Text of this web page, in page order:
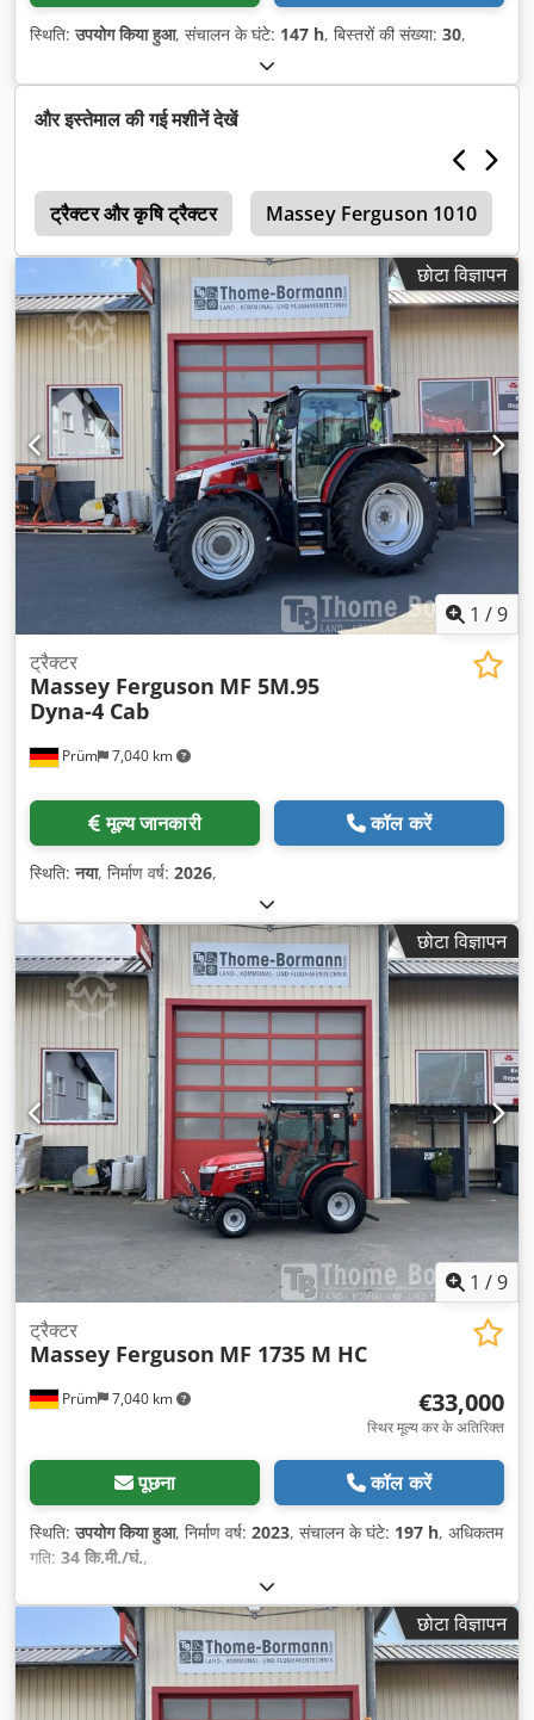
स्थिति:उपयोग किया हुआ, संचालन के घंटे: 147 h, बिस्तरों की संख्या: 30,
और इस्तेमाल की गई मशीनें देखें
ट्रैक्टर और कृषि ट्रैक्टर Massey Ferguson 1010
छोटा विज्ञापन
1 /9
Prüm 7,040 km
ट्रैक्टर
Massey Ferguson MF 5M.95
Dyna-4 Cab
मूल्य जानकारी कॉल करें
स्थिति:नया, निर्माण वर्ष: 2026,
छोटा विज्ञापन
1 /9
Prüm 7,040 km
ट्रैक्टर
Massey Ferguson MF 1735 M HC
€33,000
स्थिर मूल्य कर के अतिरिक्त
पूछना कॉल करें
स्थिति:उपयोग किया हुआ, निर्माण वर्ष: 2023, संचालन के घंटे: 197 h, अधिकतम
गति: 34 कि.मी./घं.,
छोटा विज्ञापन